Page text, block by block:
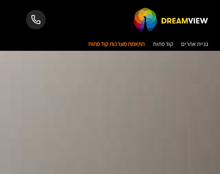
בניית אתרים קוד פתוח התאמת מערכות קוד פתוח